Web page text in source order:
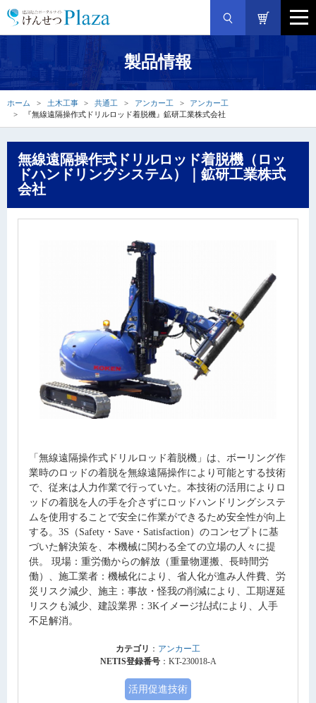
製品情報
ホーム 土木工事 共通工 アンカー工
アンカー工
『無線遠隔操作式ドリルロッド着脱機』鉱研工業株式会社
無線遠隔操作式ドリルロッド着脱機（ロッ
ドハンドリングシステム）｜鉱研工業株式
会社
「無線遠隔操作式ドリルロッド着脱機」は、ボーリング作
業時のロッドの着脱を無線遠隔操作により可能とする技術
で、従来は人力作業で行っていた。本技術の活用によりロ
ッドの着脱を人の手を介さずにロッドハンドリングシステ
ムを使用することで安全に作業ができるため安全性が向上
する。3S（Safety・Save・Satisfaction）のコンセプトに基
づいた解決策を、本機械に関わる全ての立場の人々に提
供。 現場：重労働からの解放（重量物運搬、長時間労
働）、施工業者：機械化により、省人化が進み人件費、労
災リスク減少、施主：事故・怪我の削減により、工期遅延
リスクも減少、建設業界：3Kイメージ払拭により、人手
不足解消。
カテゴリ ： アンカー工
NETIS登録番号：KT-230018-A
活用促進技術